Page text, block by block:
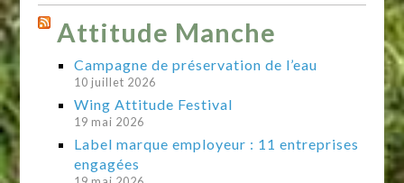
Attitude Manche
Campagne de préservation de l’eau
10 juillet 2026
Wing Attitude Festival
19 mai 2026
Label marque employeur : 11 entreprises
engagées